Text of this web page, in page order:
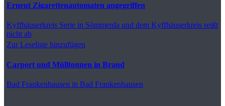
Erneut Zigarettenautomaten angegriffen
Kyffhäuserkreis Serie in Sömmerda und dem Kyffhäuserkreis reißt
nicht ab
Zur Leseliste hinzufügen
Carport und Mülltonnen in Brand
Bad Frankenhausen in Bad Frankenhausen